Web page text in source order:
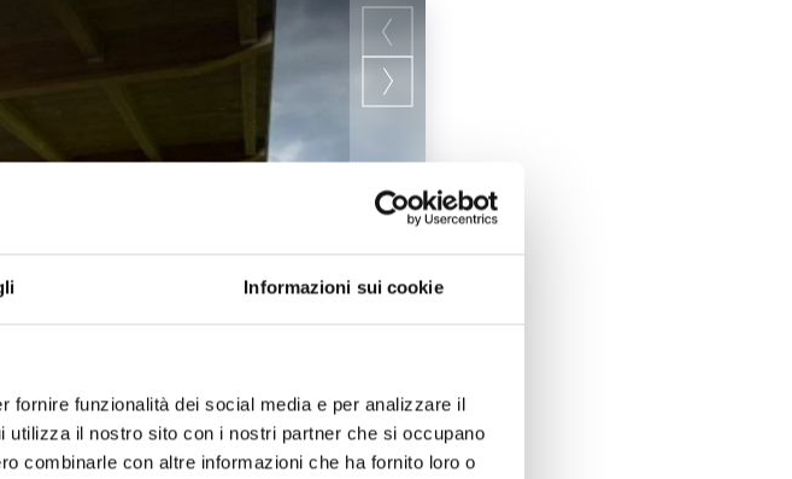
Informazioni sui cookie
fornire funzionalità dei social media e per analizzare il
il nostro sito con i nostri partner che si occupano
combinarle con altre informazioni che ha fornito loro o